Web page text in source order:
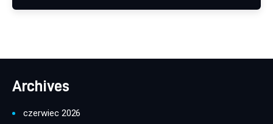
Archives
czerwiec 2026